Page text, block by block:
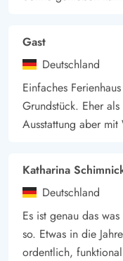
Gast
Deutschland
Einfaches
Grundstück. Eher
Ausstattung aber
Katharina
Deutschland
Es ist genau das
so. Etwas in die
ordentlich,